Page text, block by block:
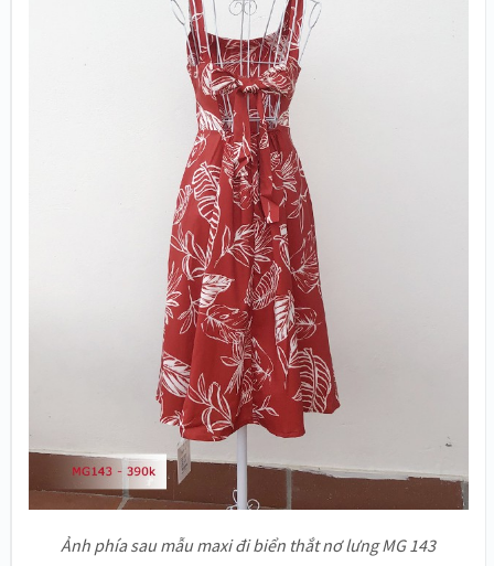
Ảnh phía sau mẫu maxi đi biển thắt nơ lưng MG 143